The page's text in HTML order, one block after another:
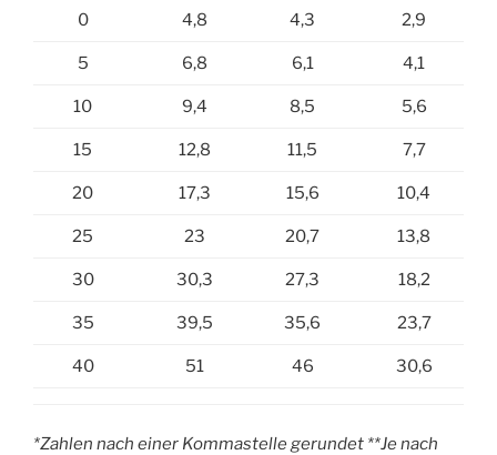
0 4,8 4,3 2,9
5 6,8 6,1 4,1
10 9,4 8,5 5,6
15 12,8 11,5 7,7
20 17,3 15,6 10,4
25 23 20,7 13,8
30 30,3 27,3 18,2
35 39,5 35,6 23,7
40 51 46 30,6
*Zahlen nach einer Kommastelle gerundet **Je nach